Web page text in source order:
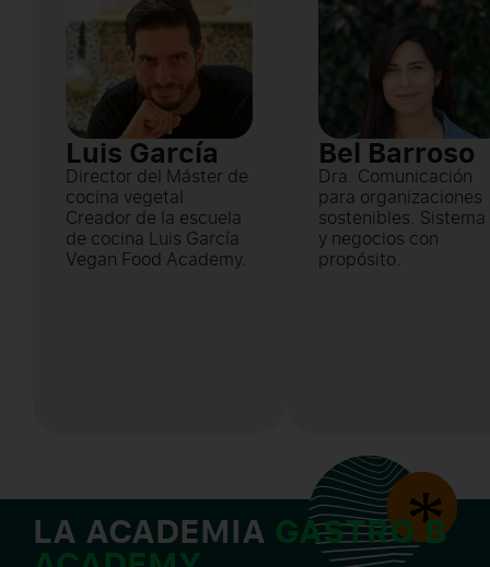
Luis García
Director del Máster de
cocina vegetal
Creador de la escuela
de cocina Luis García
Vegan Food Academy.
Bel Barroso
Dra. Comunicación
para organizaciones
sostenibles. Sistema
y negocios con
propósito.
LA ACADEMIA GASTRO B